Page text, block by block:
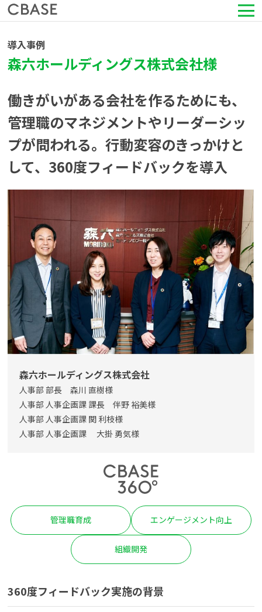
サービス
活用シーン
導入事例
セミナー情報
HRコラム
会社情報
よくある質問
資料請求(無料) お見積もり依頼
導入事例
森六ホールディングス株式会社様
働きがいがある会社を作るためにも、
管理職のマネジメントやリーダーシッ
プが問われる。行動変容のきっかけと
して、360度フィードバックを導入
森六ホールディングス株式会社
人事部 部長 森川 直樹様
人事部 人事企画課 課長 伴野 裕美様
人事部 人事企画課 関 利枝様
人事部 人事企画課 大掛 勇気様
管理職育成 エンゲージメント向上
組織開発
360度フィードバック実施の背景